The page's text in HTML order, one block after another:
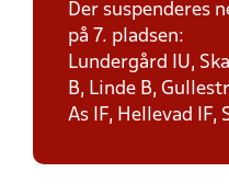
Der suspenderes
på 7. pladsen:
Lundergård IU,
B, Linde B,
As IF, Hellevad IF,